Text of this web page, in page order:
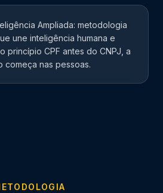
Ampliada: metodologia
une inteligência humana e
princípio CPF antes do CNPJ, a
começa nas pessoas.